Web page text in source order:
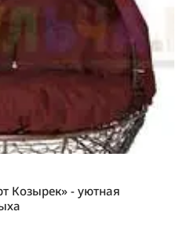
Козырек» - уютная